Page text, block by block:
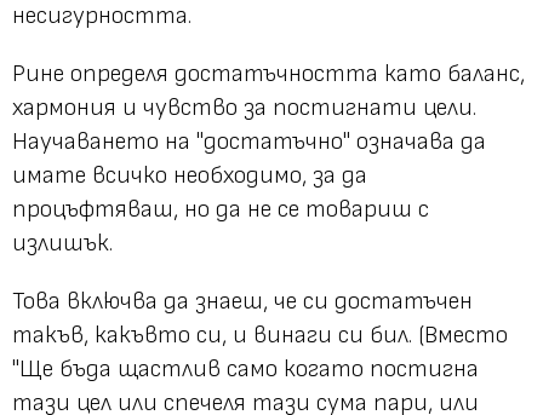
несигурността.
Рине определя достатъчността като баланс,
хармония и чувство за постигнати цели.
Научаването на "достатъчно" означава да
имате всичко необходимо, за да
процъфтяваш, но да не се товариш с
излишък.
Това включва да знаеш, че си достатъчен
такъв, какъвто си, и винаги си бил. (Вместо
"Ще бъда щастлив само когато постигна
тази цел или спечеля тази сума пари, или